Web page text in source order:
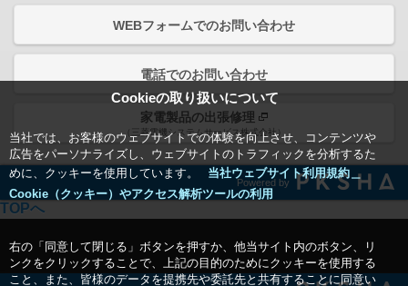
Cookieの取り扱いについて
当社では、お客様のウェブサイトでの体験を向上させ、コンテンツや
広告をパーソナライズし、ウェブサイトのトラフィックを分析するた
めに、クッキーを使用しています。
当社ウェブサイト利用規約＿
Cookie（クッキー）やアクセス解析ツールの利用
右の「同意して閉じる」ボタンを押すか、他当サイト内のボタン、リ
ンクをクリックすることで、上記の目的のためにクッキーを使用する
こと、また、皆様のデータを提携先や委託先と共有することに同意い
WEBフォームでのお問い合わせ
電話でのお問い合わせ
家電製品の出張修理
（三菱電機システムサービス株式会社）
Powered by
TOPへ